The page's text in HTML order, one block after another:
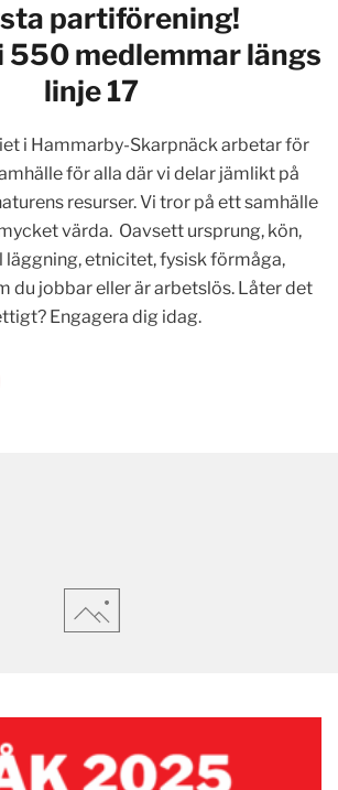
partiförening!
550 medlemmarlängs
linje 17
i Hammarby-Skarpnäck arbetar för
för alla där vi delar jämlikt på
resurser. Vi tror på ett samhälle
värda. Oavsett ursprung, kön,
läggning, etnicitet, fysisk förmåga,
du jobbar eller är arbetslös. Låter det
Engagera dig idag.